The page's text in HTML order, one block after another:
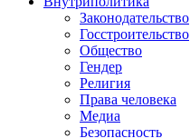
Законодательство
Госстроительство
Общество
Гендер
Религия
Права человека
Медиа
Безопасность